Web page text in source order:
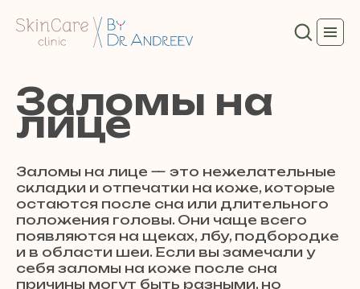
Заломы на
лице
Заломы на лице — это нежелательные
складки и отпечатки на коже, которые
остаются после сна или длительного
положения головы. Они чаще всего
появляются на щеках, лбу, подбородке
и в области шеи. Если вы замечали у
себя заломы на коже после сна
причины могут быть разными, но